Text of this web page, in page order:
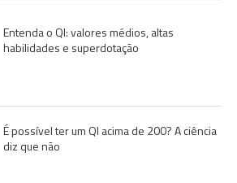
Entenda o QI: valores médios, altas
habilidades e superdotação
É possível ter um QI acima de 200? A ciência
diz que não